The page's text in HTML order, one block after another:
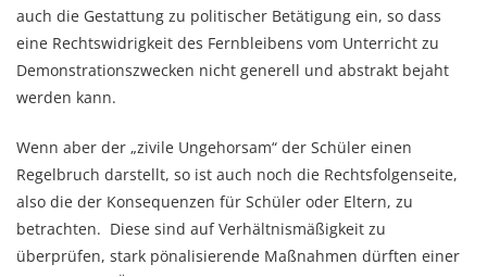
auch die Gestattung zu politischer Betätigung ein, so dass
eine Rechtswidrigkeit des Fernbleibens vom Unterricht zu
Demonstrationszwecken nicht generell und abstrakt bejaht
werden kann.
Wenn aber der „zivile Ungehorsam“ der Schüler einen
Regelbruch darstellt, so ist auch noch die Rechtsfolgenseite,
also die der Konsequenzen für Schüler oder Eltern, zu
betrachten. Diese sind auf Verhältnismäßigkeit zu
überprüfen, stark pönalisierende Maßnahmen dürften einer